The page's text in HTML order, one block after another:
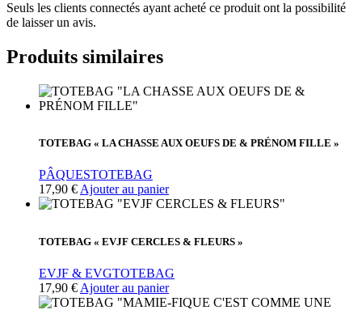
Seuls les clients connectés ayant acheté ce produit ont la possibilité
de laisser un avis.
Produits similaires
TOTEBAG « LA CHASSE AUX OEUFS DE & PRÉNOM FILLE »
PÂQUESTOTEBAG
17,90 € Ajouter au panier
TOTEBAG « EVJF CERCLES & FLEURS »
EVJF & EVGTOTEBAG
17,90 € Ajouter au panier